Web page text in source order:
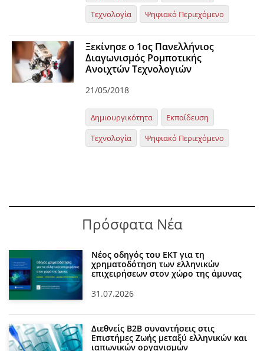
Τεχνολογία
Ψηφιακό Περιεχόμενο
Ξεκίνησε ο 1ος Πανελλήνιος
Διαγωνισμός Ρομποτικής
Ανοιχτών Τεχνολογιών
21/05/2018
Δημιουργικότητα
Εκπαίδευση
Τεχνολογία
Ψηφιακό Περιεχόμενο
Πρόσφατα Νέα
Νέος οδηγός του ΕΚΤ για τη
χρηματοδότηση των ελληνικών
επιχειρήσεων στον χώρο της άμυνας
31.07.2026
Διεθνείς Β2Β συναντήσεις στις
Επιστήμες Ζωής μεταξύ ελληνικών και
ιαπωνικών οργανισμών